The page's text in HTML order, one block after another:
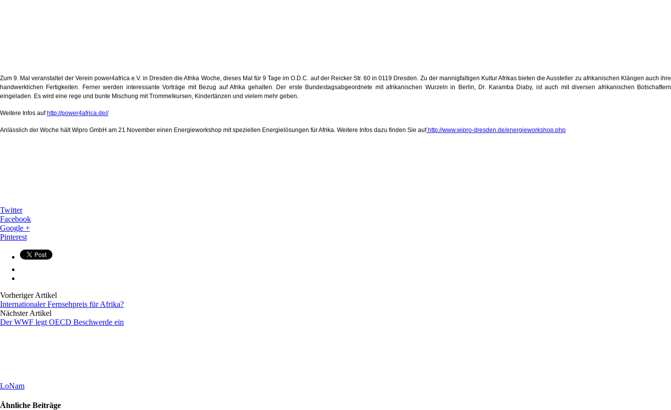
Zum 9. Mal veranstaltet der Verein power4africa e.V. in Dresden die Afrika Woche, dieses Mal für 9 Tage im O.D.C. auf der Reicker Str. 60 in 0119 Dresden. Zu der mannigfaltigen Kultur Afrikas bieten die Aussteller zu afrikanischen Klängen auch ihre
handwerklichen Fertigkeiten. Ferner werden interessante Vorträge mit Bezug auf Afrika gehalten. Der erste Bundestagsabgeordnete mit afrikanischen Wurzeln in Berlin, Dr. Karamba Diaby, ist auch mit diversen afrikanischen Botschaftern
eingeladen. Es wird eine rege und bunte Mischung mit Trommelkursen, Kindertänzen und vielem mehr geben.
Weitere Infos aufhttp://power4africa.de//
Anlässlich der Woche hält Wipro GmbH am 21.November einen Energieworkshop mit speziellen Energielösungen für Afrika. Weitere Infos dazu finden Sie aufhttp://www.wipro-dresden.de/energieworkshop.php
Twitter
Facebook
Google +
Pinterest
Vorheriger Artikel
Internationaler Fernsehpreis für Afrika?
Nächster Artikel
Der WWF legt OECD Beschwerde ein
LoNam
Ähnliche Beiträge